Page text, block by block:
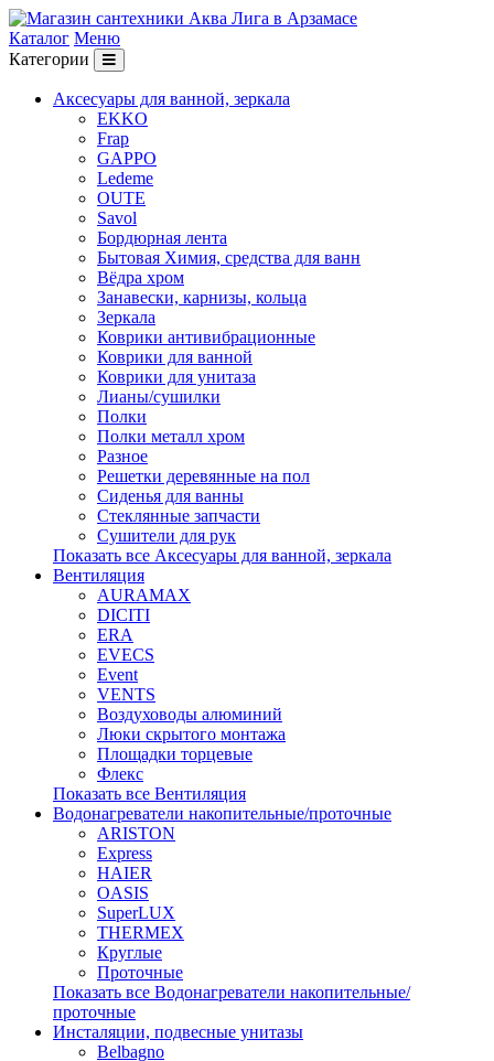
Каталог Меню
Категории
Аксесуары для ванной, зеркала
EKKO
Frap
GAPPO
Ledeme
OUTE
Savol
Бордюрная лента
Бытовая Химия, средства для ванн
Вёдра хром
Занавески, карнизы, кольца
Зеркала
Коврики антивибрационные
Коврики для ванной
Коврики для унитаза
Лианы/сушилки
Полки
Полки металл хром
Разное
Решетки деревянные на пол
Сиденья для ванны
Стеклянные запчасти
Сушители для рук
Показать все Аксесуары для ванной, зеркала
Вентиляция
AURAMAX
DICITI
ERA
EVECS
Event
VENTS
Воздуховоды алюминий
Люки скрытого монтажа
Площадки торцевые
Флекс
Показать все Вентиляция
Водонагреватели накопительные/проточные
ARISTON
Express
HAIER
OASIS
SuperLUX
THERMEX
Круглые
Проточные
Показать все Водонагреватели накопительные/
проточные
Инсталяции, подвесные унитазы
Belbagno